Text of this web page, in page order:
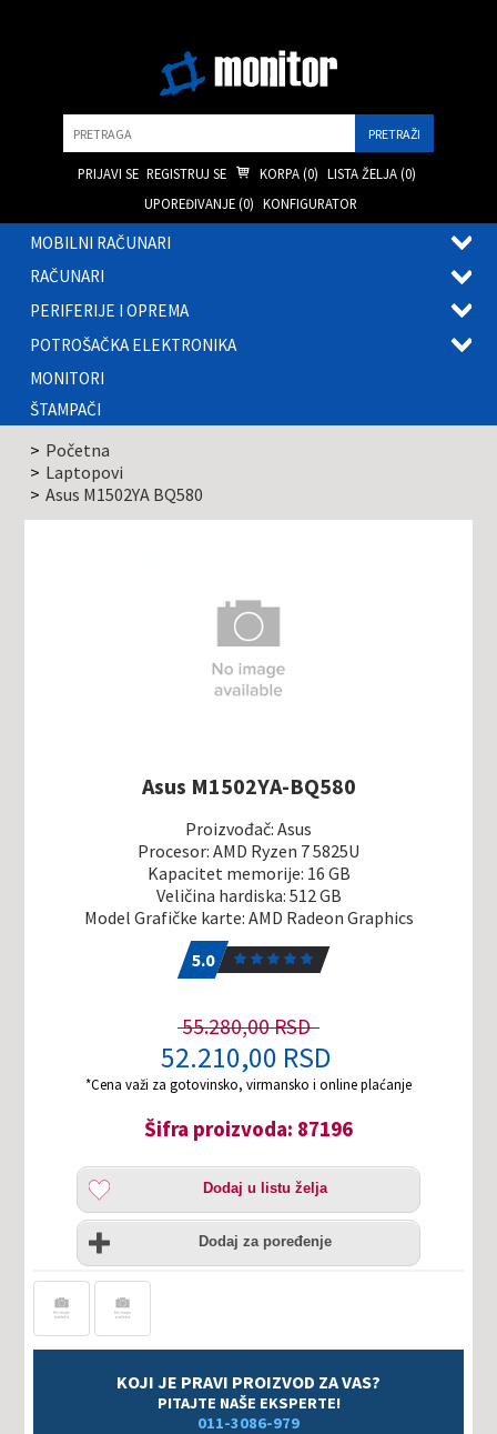
PRIJAVI SE REGISTRUJ SE KORPA (0) LISTA ŽELJA (0)
UPOREĐIVANJE (0) KONFIGURATOR
MOBILNI RAČUNARI
RAČUNARI
PERIFERIJE I OPREMA
POTROŠAČKA ELEKTRONIKA
MONITORI
ŠTAMPAČI
Početna
Laptopovi
Asus M1502YA BQ580
Asus M1502YA-BQ580
Proizvođač: Asus
Procesor: AMD Ryzen 7 5825U
Kapacitet memorije: 16 GB
Veličina hardiska: 512 GB
Model Grafičke karte: AMD Radeon Graphics
5.0
55.280,00 RSD
52.210,00 RSD
*Cena važi za gotovinsko, virmansko i online plaćanje
Šifra proizvoda: 87196
Dodaj
listu
želja
Dodaj u listu želja
Uporedi
Dodaj za poređenje
KOJI JE PRAVI PROIZVOD ZA VAS?
PITAJTE NAŠE EKSPERTE!
011-3086-979